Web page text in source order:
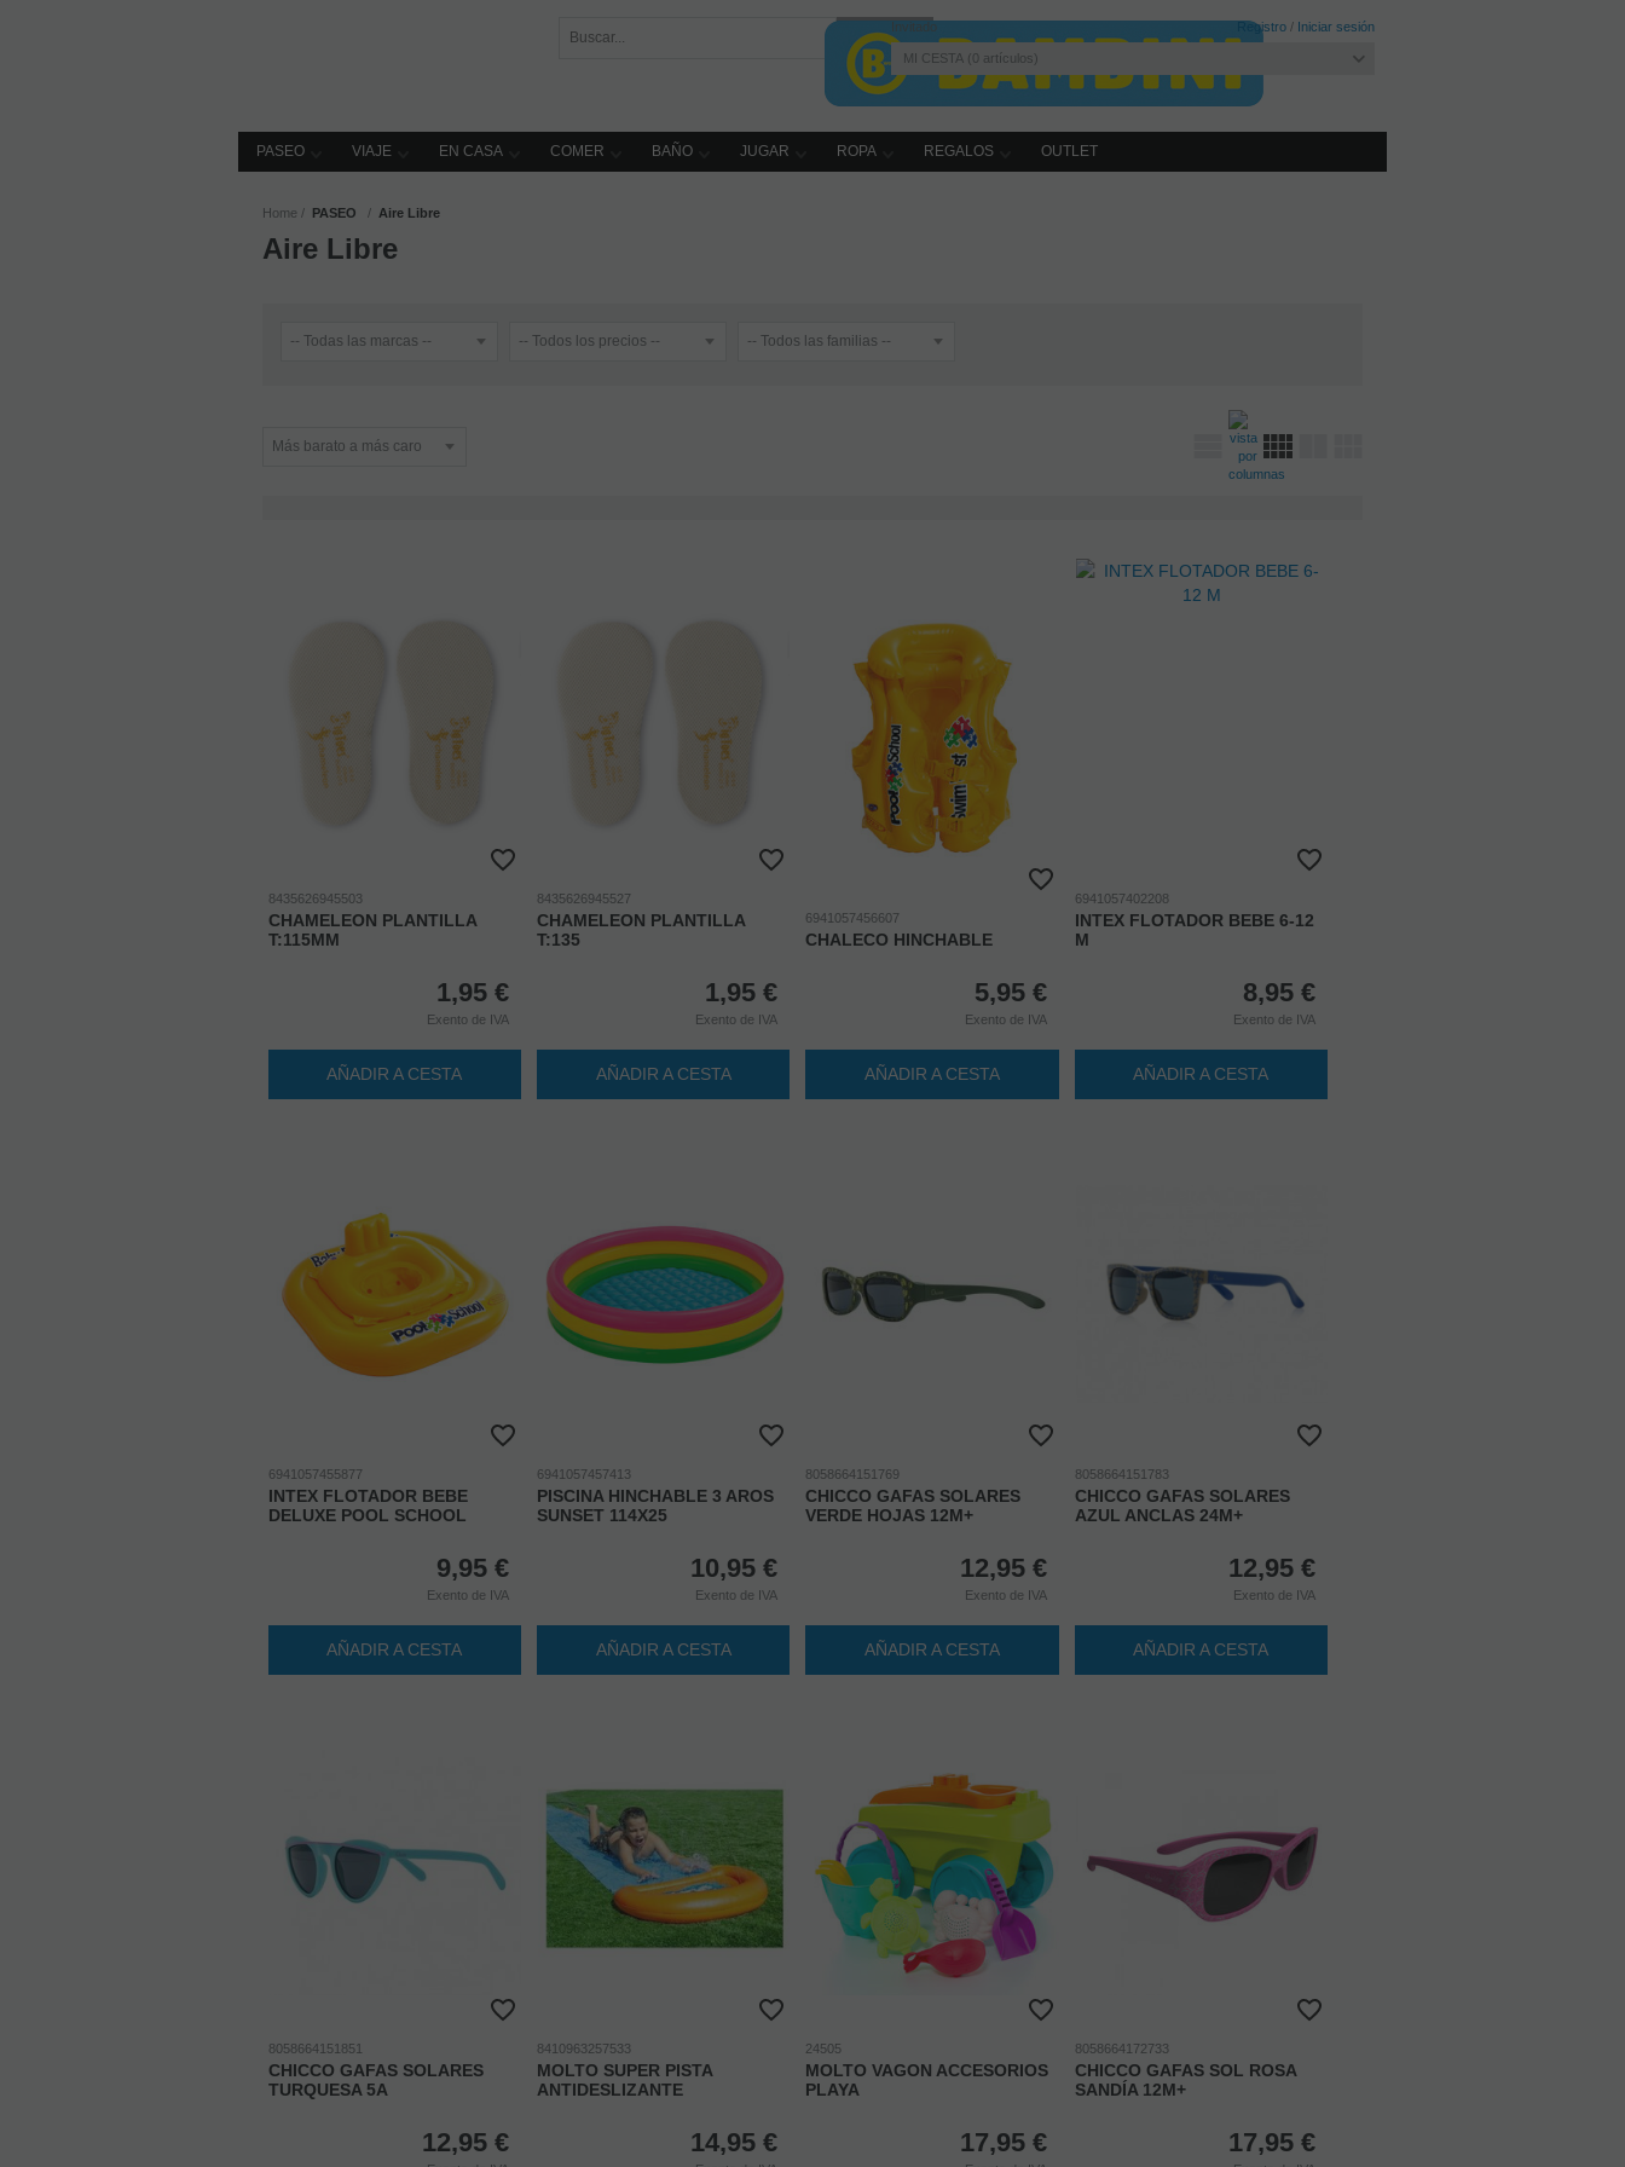
Invitado Registro / Iniciar sesión
MI CESTA 0 artículos
PASEO VIAJE EN CASA COMER BAÑO JUGAR ROPA REGALOS OUTLET
Home PASEO Aire Libre
Aire Libre
8435626945503
CHAMELEON PLANTILLA
T:115MM
1,95 €
Exento de IVA
AÑADIR A CESTA
8435626945527
CHAMELEON PLANTILLA
T:135
1,95 €
Exento de IVA
AÑADIR A CESTA
6941057456607
CHALECO HINCHABLE
5,95 €
Exento de IVA
AÑADIR A CESTA
6941057402208
INTEX FLOTADOR BEBE 6-12
M
8,95 €
Exento de IVA
AÑADIR A CESTA
6941057455877
INTEX FLOTADOR BEBE
DELUXE POOL SCHOOL
9,95 €
Exento de IVA
AÑADIR A CESTA
6941057457413
PISCINA HINCHABLE 3 AROS
SUNSET 114X25
10,95 €
Exento de IVA
AÑADIR A CESTA
8058664151769
CHICCO GAFAS SOLARES
VERDE HOJAS 12M+
12,95 €
Exento de IVA
AÑADIR A CESTA
8058664151783
CHICCO GAFAS SOLARES
AZUL ANCLAS 24M+
12,95 €
Exento de IVA
AÑADIR A CESTA
8058664151851
CHICCO GAFAS SOLARES
TURQUESA 5A
12,95 €
8410963257533
MOLTO SUPER PISTA
ANTIDESLIZANTE
14,95 €
24505
MOLTO VAGON ACCESORIOS
PLAYA
17,95 €
8058664172733
CHICCO GAFAS SOL ROSA
SANDÍA 12M+
17,95 €